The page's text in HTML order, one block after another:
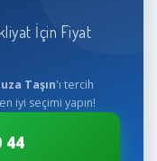
İçin Fiyat
Taşın'ı tercih
iyi seçimi yapın!
44